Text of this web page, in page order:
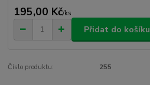
195,00 Kč/ks
Přidat do košíku
Číslo produktu: 255